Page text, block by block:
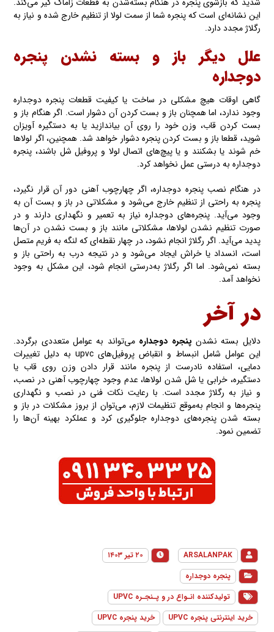
این نشانه‌ای است که پنجره شما از سمت لولا از تنظیم خارج شده‌ و نیاز به
رگلاژ مجدد دارد.
علل دیگر باز و بسته‌ نشدن پنجره
دوجداره
گاهی اوقات هیچ مشکلی در ساخت یا کیفیت قطعات پنجره دوجداره
وجود ندارد، اما همچنان باز و بست کردن آن دشوار است. اگر هنگام باز و
بست کردن قاب، وزن خود را روی آن بیاندازید یا به دستگیره آویزان
شوید، قطعا باز و بست کردن پنجره دشوار خواهد شد. همچنین، اگر لولاها
خم شوند یا بشکنند و یا پیچ‌های اتصال لولا و پروفیل شل باشند، پنجره
دوجداره به درستی عمل نخواهد کرد.
در هنگام نصب پنجره دوجداره، اگر چهارچوب آهنی دور آن قرار نگیرد،
پنجره به راحتی از تنظیم خارج می‌شود و مشکلاتی در باز و بست آن به
وجود می‌آید. پنجره‌های دوجداره نیاز به تعمیر و نگهداری دارند و در
صورت تنظیم نشدن لولاها، مشکلاتی مانند باز و بست نشدن در آن‌ها
پدید می‌آید. اگر رگلاژ انجام نشود، در چهار نقطه‌ای که لنگه به فریم متصل
است، انسداد یا خراش ایجاد می‌شود و در نتیجه درب به راحتی باز و
بسته‌ نمی‌شود. اما اگر رگلاژ به‌درستی انجام شود، این مشکل به وجود
نخواهد آمد.
در آخر
دلایل بسته نشدن پنجره دوجداره می‌تواند به عوامل متعددی برگردد.
این عوامل شامل انبساط و انقباض پروفیل‌های upvc به دلیل تغییرات
دمایی، استفاده نادرست از پنجره مانند قرار دادن وزن روی قاب یا
دستگیره، خرابی یا شل شدن لولاها، عدم وجود چهارچوب آهنی در نصب،
و نیاز به رگلاژ مجدد است. با رعایت نکات فنی در نصب و نگهداری
پنجره‌ها و انجام به‌موقع تنظیمات لازم، می‌توان از بروز مشکلات در باز و
بسته شدن پنجره‌های دوجداره جلوگیری کرد و عملکرد بهینه آن‌ها را
تضمین نمود.
ARSALANPAK
۲۰ تیر ۱۴۰۳
پنجره دوجداره
تولیدکننده انـواع در و پـنجـره UPVC
خرید اینترنتی پنجره UPVC
خرید پنجره UPVC